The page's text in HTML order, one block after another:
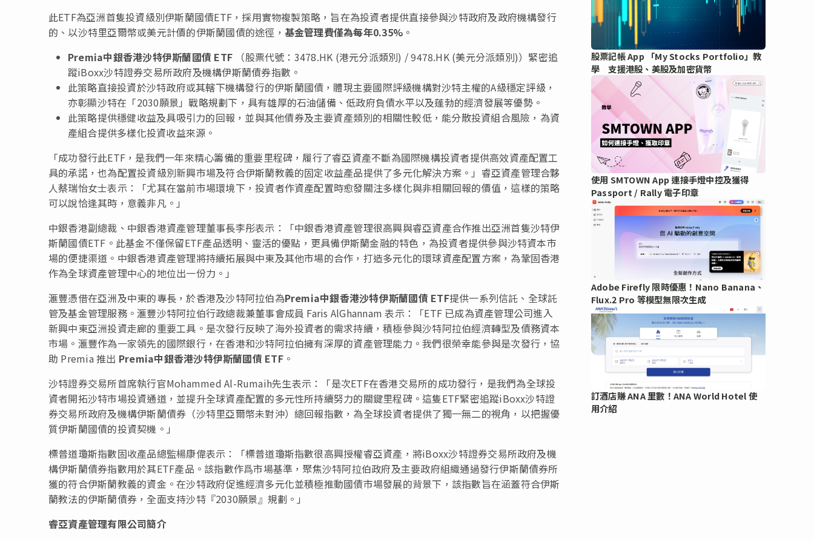
此ETF為亞洲首隻投資級別伊斯蘭國債ETF，採用實物複製策略，旨在為投資者提供直接參與沙特政府及政府機構發行
的、以沙特里亞爾幣或美元計價的伊斯蘭國債的途徑， 基金管理費僅為每年0.35% 。
Premia中銀香港沙特伊斯蘭國債 ETF
（股票代號：3478.HK (港元分派類別) / 9478.HK (美元分派類別)）緊密追
蹤iBoxx沙特證券交易所政府及機構伊斯蘭債券指數。
此策略直接投資於沙特政府或其轄下機構發行的伊斯蘭國債，體現主要國際評級機構對沙特主權的A級穩定評級，
亦彰顯沙特在「2030願景」戰略規劃下，具有雄厚的石油儲備、低政府負債水平以及蓬勃的經濟發展等優勢。
此策略提供穩健收益及具吸引力的回報，並與其他債券及主要資產類別的相關性較低，能分散投資組合風險，為資
產組合提供多樣化投資收益來源。
「成功發行此ETF，是我們一年來精心籌備的重要里程碑，履行了睿亞資產不斷為國際機構投資者提供高效資產配置工
具的承諾，也為配置投資級別新興市場及符合伊斯蘭教義的固定收益產品提供了多元化解決方案。」睿亞資產管理合夥
人蔡瑞怡女士表示：「尤其在當前市場環境下，投資者作資產配置時愈發關注多樣化與非相關回報的價值，這樣的策略
可以說恰逢其時，意義非凡。」
中銀香港副總裁、中銀香港資產管理董事長李彤表示：「中銀香港資產管理很高興與睿亞資產合作推出亞洲首隻沙特伊
斯蘭國債ETF。此基金不僅保留ETF產品透明、靈活的優點，更具備伊斯蘭金融的特色，為投資者提供參與沙特資本市
場的便捷渠道。中銀香港資產管理將持續拓展與中東及其他市場的合作，打造多元化的環球資產配置方案，為鞏固香港
作為全球資產管理中心的地位出一份力。」
滙豐憑借在亞洲及中東的專長，於香港及沙特阿拉伯為Premia中銀香港沙特伊斯蘭國債 ETF提供一系列信託、全球託
管及基金管理服務。滙豐沙特阿拉伯行政總裁兼董事會成員 Faris AlGhannam 表示：「ETF 已成為資產管理公司進入
新興中東亞洲投資走廊的重要工具。是次發行反映了海外投資者的需求持續，積極參與沙特阿拉伯經濟轉型及債務資本
市場。滙豐作為一家領先的國際銀行，在香港和沙特阿拉伯擁有深厚的資產管理能力。我們很榮幸能參與是次發行，協
助 Premia 推出 Premia中銀香港沙特伊斯蘭國債 ETF。
沙特證券交易所首席執行官Mohammed Al-Rumaih先生表示：「是次ETF在香港交易所的成功發行，是我們為全球投
資者開拓沙特市場投資通道，並提升全球資產配置的多元性所持續努力的關鍵里程碑。這隻ETF緊密追蹤iBoxx沙特證
券交易所政府及機構伊斯蘭債券（沙特里亞爾幣未對沖）總回報指數，為全球投資者提供了獨一無二的視角，以把握優
質伊斯蘭國債的投資契機。」
標普道瓊斯指數固收產品總監楊康偉表示：「標普道瓊斯指數很高興授權睿亞資產，將iBoxx沙特證券交易所政府及機
構伊斯蘭債券指數用於其ETF產品。該指數作爲市場基準，聚焦沙特阿拉伯政府及主要政府組織通過發行伊斯蘭債券所
獲的符合伊斯蘭教義的資金。在沙特政府促進經濟多元化並積極推動國債市場發展的背景下，該指數旨在涵蓋符合伊斯
蘭教法的伊斯蘭債券，全面支持沙特『2030願景』規劃。」
睿亞資產管理有限公司簡介
股票記帳 App 「My Stocks Portfolio」教
學 支援港股、美股及加密貨幣
使用 SMTOWN App 連接手燈中控及獲得
Passport / Rally 電子印章
Adobe Firefly 限時優惠！Nano Banana、
Flux.2 Pro 等模型無限次生成
訂酒店賺 ANA 里數！ANA World Hotel 使
用介紹